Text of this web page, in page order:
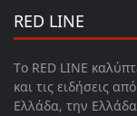
RED LINE
Το RED LINE
και τις ειδήσεις
Ελλάδα, την